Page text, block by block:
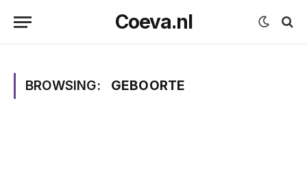
Coeva.nl
BROWSING: GEBOORTE